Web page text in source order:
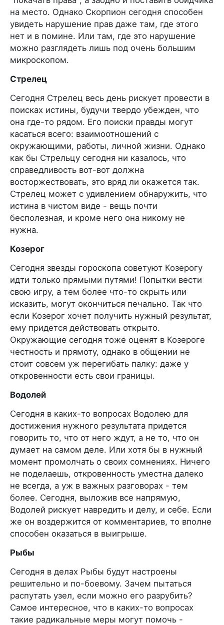
на место. Однако Скорпион сегодня способен
увидеть нарушение прав даже там, где этого
нет и в помине. Или там, где это нарушение
можно разглядеть лишь под очень большим
микроскопом.
Стрелец
Сегодня Стрелец весь день рискует провести в
поисках истины, будучи твердо убежден, что
она где-то рядом. Его поиски правды могут
касаться всего: взаимоотношений с
окружающими, работы, личной жизни. Однако
как бы Стрельцу сегодня ни казалось, что
справедливость вот-вот должна
восторжествовать, это вряд ли окажется так.
Стрелец может с удивлением обнаружить, что
истина в чистом виде - вещь почти
бесполезная, и кроме него она никому не
нужна.
Козерог
Сегодня звезды гороскопа советуют Козерогу
идти только прямыми путями! Попытки вести
свою игру, а тем более что-то скрыть или
исказить, могут окончиться печально. Так что
если Козерог хочет получить нужный результат,
ему придется действовать открыто.
Окружающие сегодня тоже оценят в Козероге
честность и прямоту, однако в общении не
стоит совсем уж перегибать палку: даже у
откровенности есть свои границы.
Водолей
Сегодня в каких-то вопросах Водолею для
достижения нужного результата придется
говорить то, что от него ждут, а не то, что он
думает на самом деле. Или хотя бы в нужный
момент промолчать о своих сомнениях. Ничего
не поделаешь, откровенность уместна далеко
не всегда, а уж в важных разговорах - тем
более. Сегодня, выложив все напрямую,
Водолей рискует навредить и делу, и себе. Если
же он воздержится от комментариев, то вполне
способен оказаться в выигрыше.
Рыбы
Сегодня в делах Рыбы будут настроены
решительно и по-боевому. Зачем пытаться
распутать узел, если можно его разрубить?
Самое интересное, что в каких-то вопросах
такие радикальные меры могут помочь -